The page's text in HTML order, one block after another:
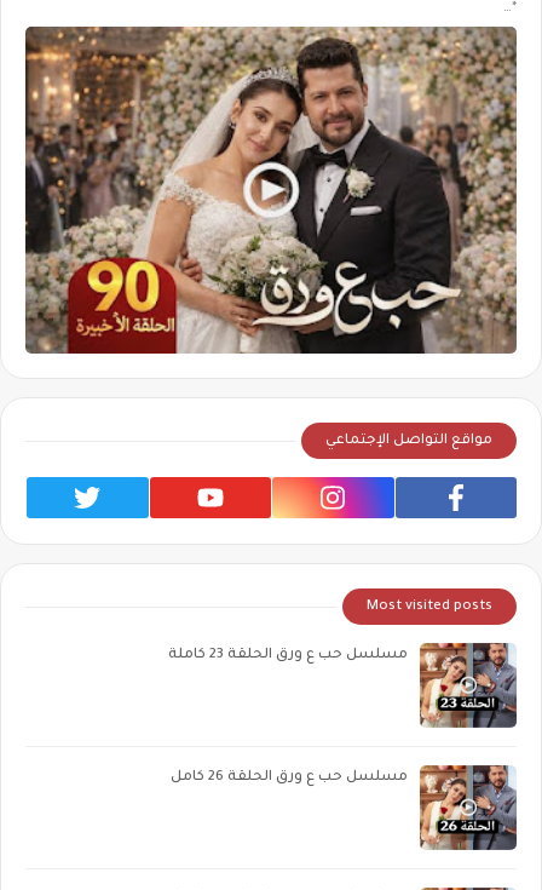
*…
مواقع التواصل الإجتماعي
Most visited posts
مسلسل حب ع ورق الحلقة 23 كاملة
مسلسل حب ع ورق الحلقة 26 كامل